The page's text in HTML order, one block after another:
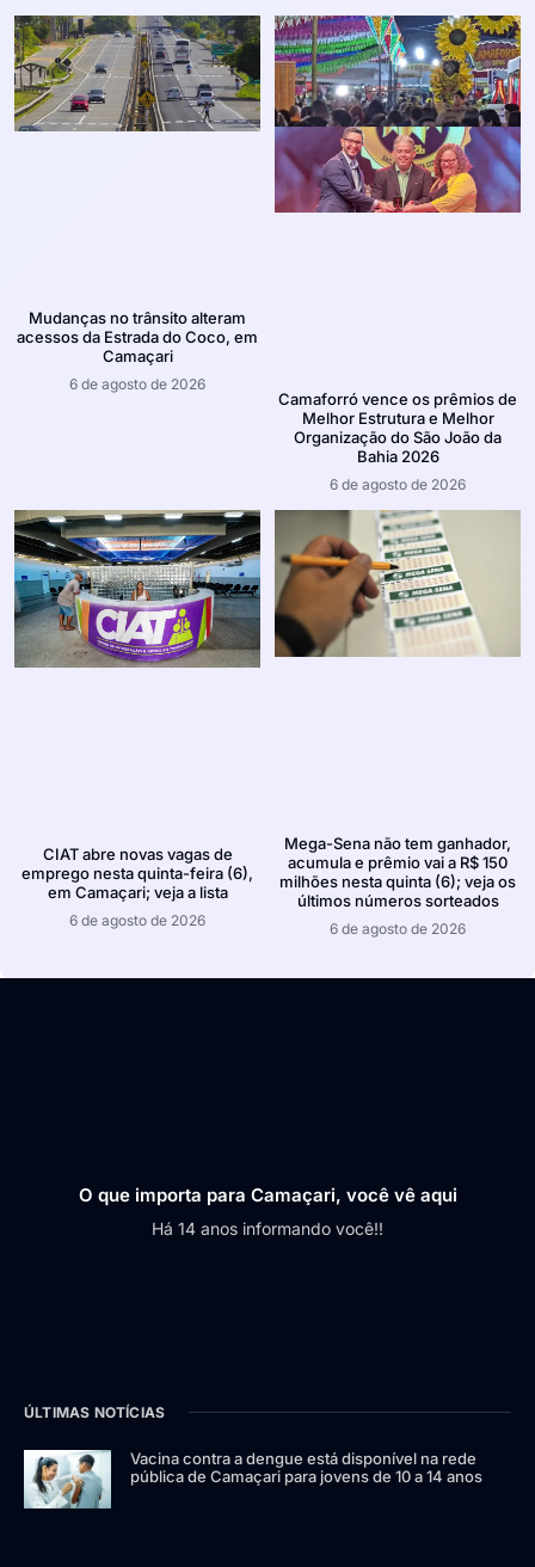
Mudanças no trânsito alteram
acessos da Estrada do Coco, em
Camaçari
6 de agosto de 2026
Camaforró vence os prêmios de
Melhor Estrutura e Melhor
Organização do São João da
Bahia 2026
6 de agosto de 2026
CIAT abre novas vagas de
emprego nesta quinta-feira (6),
em Camaçari; veja a lista
6 de agosto de 2026
Mega-Sena não tem ganhador,
acumula e prêmio vai a R$ 150
milhões nesta quinta (6); veja os
últimos números sorteados
6 de agosto de 2026
O que importa para Camaçari, você vê aqui
Há 14 anos informando você!!
ÚLTIMAS NOTÍCIAS
Vacina contra a dengue está disponível na rede
pública de Camaçari para jovens de 10 a 14 anos